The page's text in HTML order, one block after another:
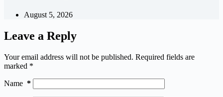
August 5, 2026
Leave a Reply
Your email address will not be published. Required fields are
marked *
Name *